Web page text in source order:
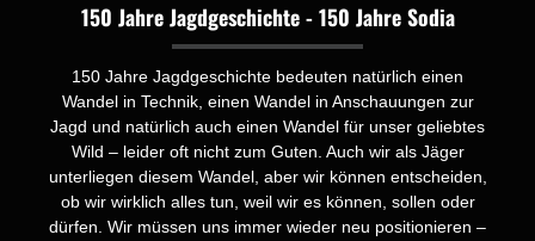
150 Jahre Jagdgeschichte - 150 Jahre Sodia
150 Jahre Jagdgeschichte bedeuten natürlich einen
Wandel in Technik, einen Wandel in Anschauungen zur
Jagd und natürlich auch einen Wandel für unser geliebtes
Wild – leider oft nicht zum Guten. Auch wir als Jäger
unterliegen diesem Wandel, aber wir können entscheiden,
ob wir wirklich alles tun, weil wir es können, sollen oder
dürfen. Wir müssen uns immer wieder neu positionieren –